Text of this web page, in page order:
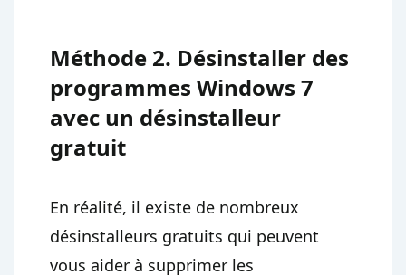
Méthode 2. Désinstaller des
programmes Windows 7
avec un désinstalleur
gratuit
En réalité, il existe de nombreux
désinstalleurs gratuits qui peuvent
vous aider à supprimer les